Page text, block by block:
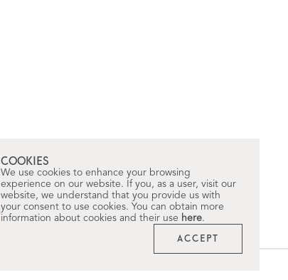
COOKIES
We use cookies to enhance your browsing
experience on our website. If you, as a user, visit our
website, we understand that you provide us with
your consent to use cookies. You can obtain more
information about cookies and their use here.
ACCEPT